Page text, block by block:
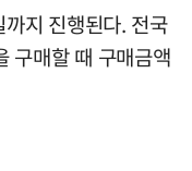
지 진행된다. 전국
구매할 때 구매금액